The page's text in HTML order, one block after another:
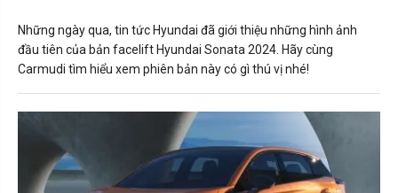
Những ngày qua, tin tức Hyundai đã giới thiệu những hình ảnh
đầu tiên của bản facelift Hyundai Sonata 2024. Hãy cùng
Carmudi tìm hiểu xem phiên bản này có gì thú vị nhé!